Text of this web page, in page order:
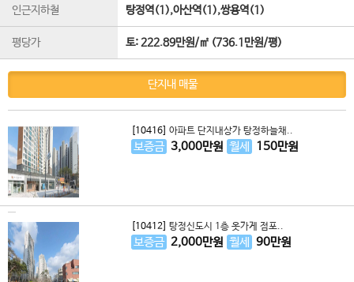
인근지하철 탕정역(1),아산역(1),쌍용역(1)
평당가 토:222.89만원/㎡ (736.1만원/평)
단지내 매물
[10416] 아파트 단지내상가 탕정하늘채..
보증금 3,000만원 월세 150만원
[10412] 탕정신도시 1층 옷가게 점포..
보증금 2,000만원 월세 90만원